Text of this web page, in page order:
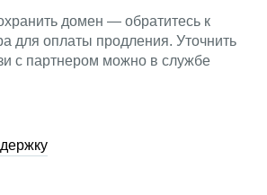
домен — обратитесь к
для оплаты продления. Уточнить
с партнером можно в службе